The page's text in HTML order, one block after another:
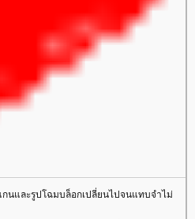
นและรูปโฉมบล็อกเปลี่ยนไปจนแทบจำไม่